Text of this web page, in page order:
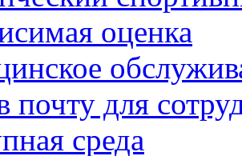
оценка
почту для
среда